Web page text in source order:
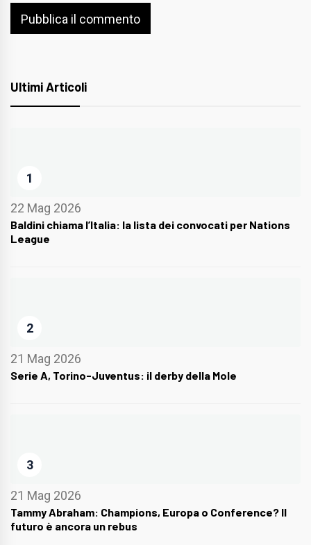
Ultimi Articoli
1
22 Mag 2026
Baldini chiama l’Italia: la lista dei convocati per Nations
League
2
21 Mag 2026
Serie A, Torino-Juventus: il derby della Mole
3
21 Mag 2026
Tammy Abraham: Champions, Europa o Conference? Il
futuro è ancora un rebus